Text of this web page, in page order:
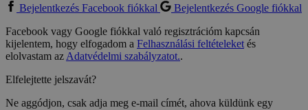
Bejelentkezés Facebook fiókkal
Bejelentkezés Google fiókkal
Facebook vagy Google fiókkal való regisztrációm kapcsán
kijelentem, hogy elfogadom a Felhasználási feltételeketés
elolvastam azAdatvédelmi szabályzatot..
Elfelejtette jelszavát?
Ne aggódjon, csak adja meg e-mail címét, ahova küldünk egy